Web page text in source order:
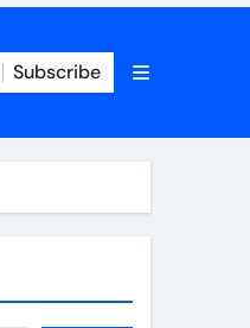
Subscribe